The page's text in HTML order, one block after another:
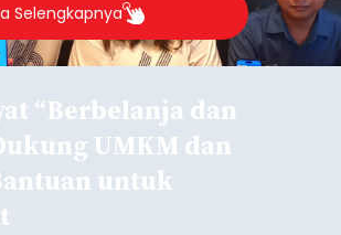
Selengkapnya
“Berbelanja dan
UMKM dan
untuk